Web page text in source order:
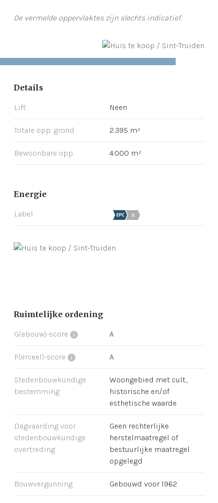
De vermelde oppervlaktes zijn slechts indicatief.
Details
Lift Neen
Totale opp. grond 2.395 m²
Bewoonbare opp. 4.000 m²
Energie
Label
Ruimtelijke ordening
G(ebouw)-score A
P(erceel)-score A
Stedenbouwkundige
bestemming
Woongebied met cult.,
historische en/of
esthetische waarde
Dagvaarding voor
stedenbouwkundige
overtreding
Geen rechterlijke
herstelmaatregel of
bestuurlijke maatregel
opgelegd
Bouwvergunning Gebouwd voor 1962